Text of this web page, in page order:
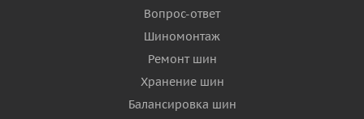
Вопрос-ответ
Шиномонтаж
Ремонт шин
Хранение шин
Балансировка шин